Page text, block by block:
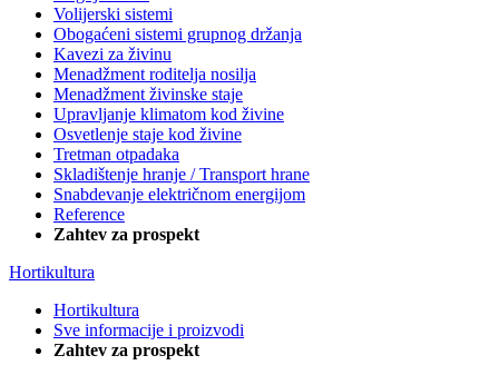
Volijerski sistemi
Obogaćeni sistemi grupnog držanja
Kavezi za živinu
Menadžment roditelja nosilja
Menadžment živinske staje
Upravljanje klimatom kod živine
Osvetlenje staje kod živine
Tretman otpadaka
Skladištenje hranje / Transport hrane
Snabdevanje električnom energijom
Reference
Zahtev za prospekt
Hortikultura
Hortikultura
Sve informacije i proizvodi
Zahtev za prospekt